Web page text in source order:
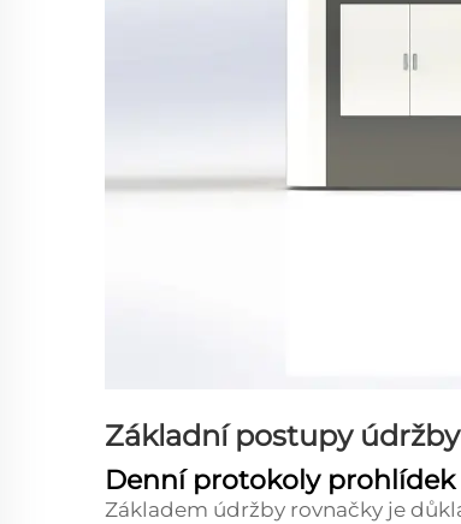
Základní postupy
Denní protokoly prohlídek
Základem údržby rovnačky je